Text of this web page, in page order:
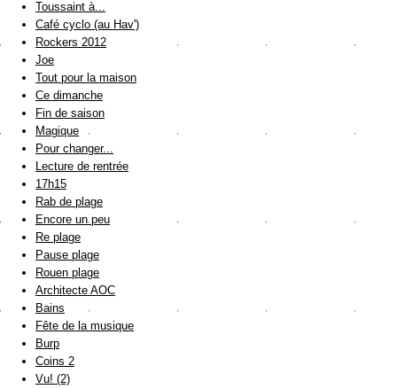
Toussaint à...
Café cyclo (au Hav')
Rockers 2012
Joe
Tout pour la maison
Ce dimanche
Fin de saison
Magique
Pour changer...
Lecture de rentrée
17h15
Rab de plage
Encore un peu
Re plage
Pause plage
Rouen plage
Architecte AOC
Bains
Fête de la musique
Burp
Coins 2
Vu! (2)